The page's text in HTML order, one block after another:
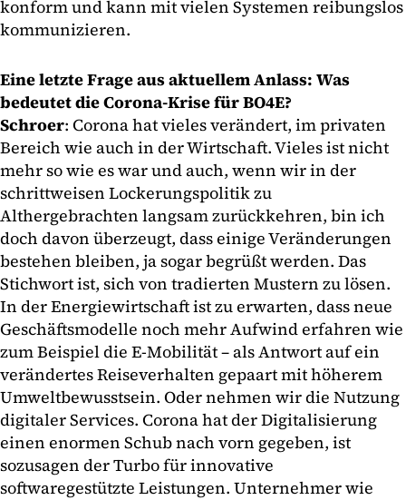
konform und kann mit vielen Systemen reibungslos
kommunizieren.
Eine letzte Frage aus aktuellem Anlass: Was
bedeutet die Corona-Krise für BO4E?
Schroer: Corona hat vieles verändert, im privaten
Bereich wie auch in der Wirtschaft. Vieles ist nicht
mehr so wie es war und auch, wenn wir in der
schrittweisen Lockerungspolitik zu
Althergebrachten langsam zurückkehren, bin ich
doch davon überzeugt, dass einige Veränderungen
bestehen bleiben, ja sogar begrüßt werden. Das
Stichwort ist, sich von tradierten Mustern zu lösen.
In der Energiewirtschaft ist zu erwarten, dass neue
Geschäftsmodelle noch mehr Aufwind erfahren wie
zum Beispiel die E-Mobilität – als Antwort auf ein
verändertes Reiseverhalten gepaart mit höherem
Umweltbewusstsein. Oder nehmen wir die Nutzung
digitaler Services. Corona hat der Digitalisierung
einen enormen Schub nach vorn gegeben, ist
sozusagen der Turbo für innovative
softwaregestützte Leistungen. Unternehmer wie